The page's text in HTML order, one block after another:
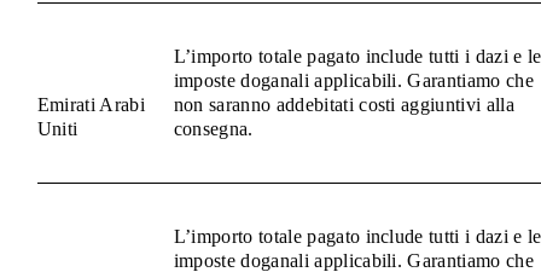
Emirati Arabi
Uniti
L’importo totale pagato include tutti i dazi e le
imposte doganali applicabili. Garantiamo che
non saranno addebitati costi aggiuntivi alla
consegna.
L’importo totale pagato include tutti i dazi e le
imposte doganali applicabili. Garantiamo che